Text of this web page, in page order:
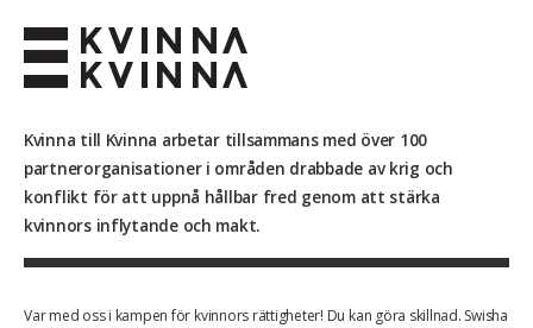
Kvinna till Kvinna arbetar tillsammans med över 100
partnerorganisationer i områden drabbade av krig och
konflikt för att uppnå hållbar fred genom att stärka
kvinnors inflytande och makt.
Var med oss i kampen för kvinnors rättigheter! Du kan göra skillnad. Swisha